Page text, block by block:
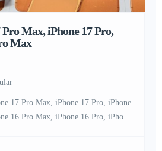
Max, iPhone 17 Pro,
Max
17 Pro Max, iPhone 17 Pro, iPhone
16 Pro Max, iPhone 16 Pro, iPhone
Samsung Galaxy S26 Ultra ,